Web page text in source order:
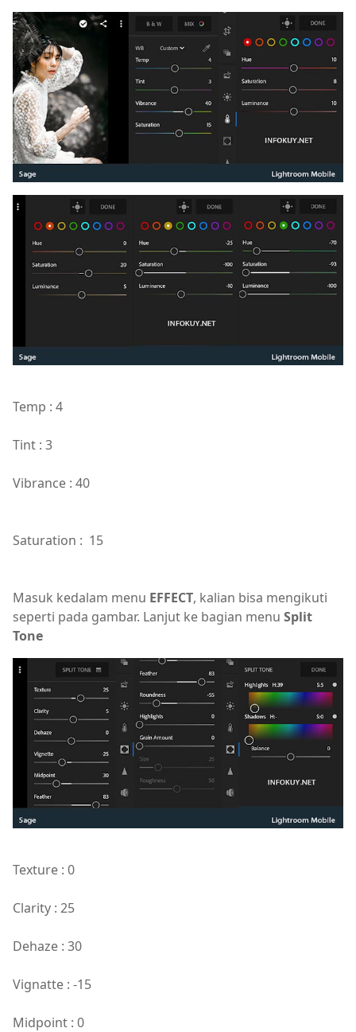
Temp : 4
Tint : 3
Vibrance : 40
Saturation : 15
Masuk kedalam menu EFFECT, kalian bisa mengikuti
seperti pada gambar. Lanjut ke bagian menu Split
Tone
Texture : 0
Clarity : 25
Dehaze : 30
Vignatte : -15
Midpoint : 0